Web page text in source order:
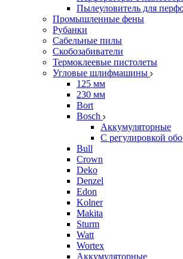
Пылеуловитель для
Промышленные фены
Рубанки
Сабельные пилы
Скобозабиватели
Термоклеевые пистолеты
Угловые шлифмашины
125 мм
230 мм
Bort
Bosch
Аккумуляторные
С регулировкой
Bull
Crown
Deko
Denzel
Edon
Kolner
Makita
Sturm
Watt
Wortex
Аккумуляторные